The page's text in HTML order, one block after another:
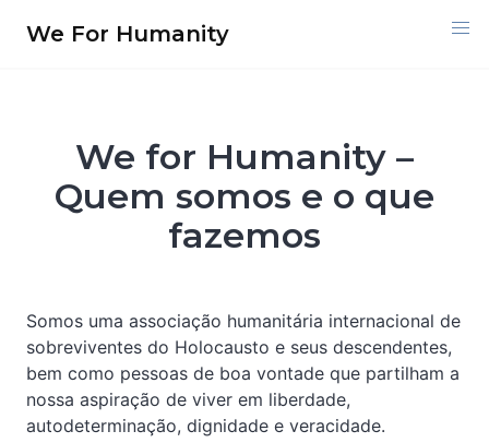
We For Humanity
We for Humanity –
Quem somos e o que
fazemos
Somos uma associação humanitária internacional de
sobreviventes do Holocausto e seus descendentes,
bem como pessoas de boa vontade que partilham a
nossa aspiração de viver em liberdade,
autodeterminação, dignidade e veracidade.